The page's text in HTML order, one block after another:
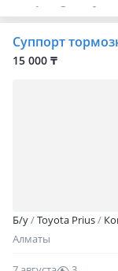
Суппорт
15 000 ₸
Б/y Toyota Prius
Алматы